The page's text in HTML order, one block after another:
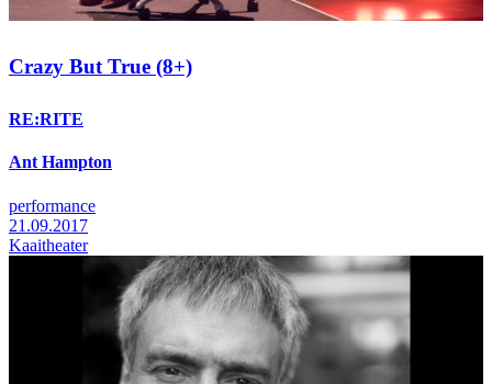
Crazy But True (8+)
RE:RITE
Ant Hampton
performance
21.09.2017
Kaaitheater